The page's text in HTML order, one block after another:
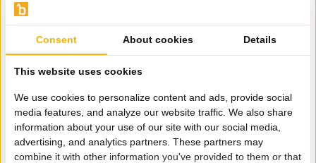
klantenservice@bazaaronline.nl
Ontvang de nieuwste aanbiedingen en promoties. We zullen
je niet spammen, beloofd.
Consent About cookies Details
This website uses cookies
We use cookies to personalize content and ads, provide social
media features, and analyze our website traffic. We also share
information about your use of our site with our social media,
advertising, and analytics partners. These partners may
combine it with other information you've provided to them or that